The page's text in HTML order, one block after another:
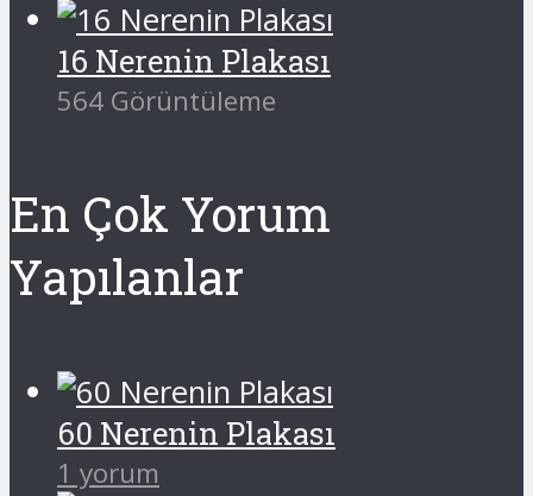
16 Nerenin Plakası
564 Görüntüleme
En Çok Yorum
Yapılanlar
60 Nerenin Plakası
1 yorum